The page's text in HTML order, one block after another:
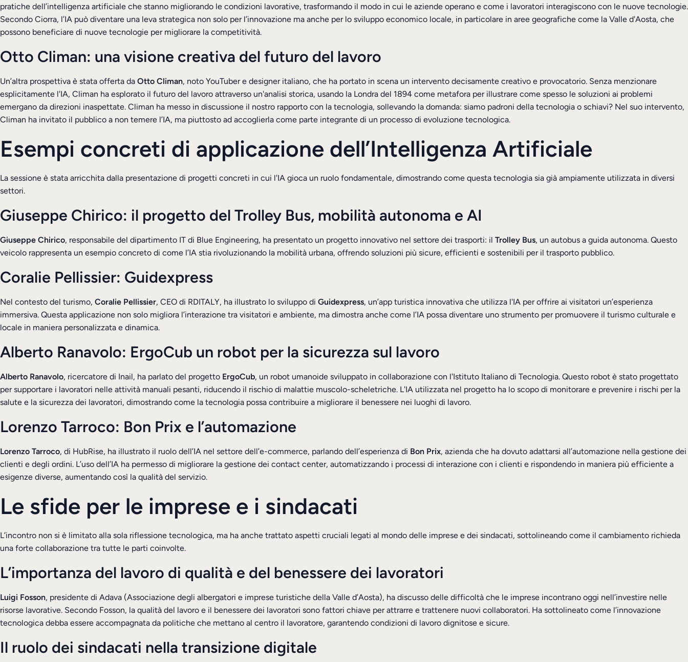
pratiche dell’intelligenza artificiale che stanno migliorando le condizioni lavorative, trasformando il modo in cui le aziende operano e come i lavoratori interagiscono con le nuove tecnologie.
Secondo Ciorra, l’IA può diventare una leva strategica non solo per l’innovazione ma anche per lo sviluppo economico locale, in particolare in aree geografiche come la Valle d'Aosta, che
possono beneficiare di nuove tecnologie per migliorare la competitività.
Otto Climan: una visione creativa del futuro del lavoro
Un’altra prospettiva è stata offerta da Otto Climan, noto YouTuber e designer italiano, che ha portato in scena un intervento decisamente creativo e provocatorio. Senza menzionare
esplicitamente l'IA, Climan ha esplorato il futuro del lavoro attraverso un'analisi storica, usando la Londra del 1894 come metafora per illustrare come spesso le soluzioni ai problemi
emergano da direzioni inaspettate. Climan ha messo in discussione il nostro rapporto con la tecnologia, sollevando la domanda: siamo padroni della tecnologia o schiavi? Nel suo intervento,
Climan ha invitato il pubblico a non temere l’IA, ma piuttosto ad accoglierla come parte integrante di un processo di evoluzione tecnologica.
Esempi concreti di applicazione dell’Intelligenza Artificiale
La sessione è stata arricchita dalla presentazione di progetti concreti in cui l'IA gioca un ruolo fondamentale, dimostrando come questa tecnologia sia già ampiamente utilizzata in diversi
settori.
Giuseppe Chirico: il progetto del Trolley Bus, mobilità autonoma e AI
Giuseppe Chirico, responsabile del dipartimento IT di Blue Engineering, ha presentato un progetto innovativo nel settore dei trasporti: il Trolley Bus, un autobus a guida autonoma. Questo
veicolo rappresenta un esempio concreto di come l’IA stia rivoluzionando la mobilità urbana, offrendo soluzioni più sicure, efficienti e sostenibili per il trasporto pubblico.
Coralie Pellissier: Guidexpress
Nel contesto del turismo, Coralie Pellissier, CEO di RDITALY, ha illustrato lo sviluppo di Guidexpress, un’app turistica innovativa che utilizza l'IA per offrire ai visitatori un’esperienza
immersiva. Questa applicazione non solo migliora l’interazione tra visitatori e ambiente, ma dimostra anche come l’IA possa diventare uno strumento per promuovere il turismo culturale e
locale in maniera personalizzata e dinamica.
Alberto Ranavolo: ErgoCub un robot per la sicurezza sul lavoro
Alberto Ranavolo, ricercatore di Inail, ha parlato del progetto ErgoCub, un robot umanoide sviluppato in collaborazione con l'Istituto Italiano di Tecnologia. Questo robot è stato progettato
per supportare i lavoratori nelle attività manuali pesanti, riducendo il rischio di malattie muscolo-scheletriche. L'IA utilizzata nel progetto ha lo scopo di monitorare e prevenire i rischi per la
salute e la sicurezza dei lavoratori, dimostrando come la tecnologia possa contribuire a migliorare il benessere nei luoghi di lavoro.
Lorenzo Tarroco: Bon Prix e l’automazione
Lorenzo Tarroco, di HubRise, ha illustrato il ruolo dell’IA nel settore dell’e-commerce, parlando dell’esperienza di Bon Prix, azienda che ha dovuto adattarsi all’automazione nella gestione dei
clienti e degli ordini. L’uso dell’IA ha permesso di migliorare la gestione dei contact center, automatizzando i processi di interazione con i clienti e rispondendo in maniera più efficiente a
esigenze diverse, aumentando così la qualità del servizio.
Le sfide per le imprese e i sindacati
L’incontro non si è limitato alla sola riflessione tecnologica, ma ha anche trattato aspetti cruciali legati al mondo delle imprese e dei sindacati, sottolineando come il cambiamento richieda
una forte collaborazione tra tutte le parti coinvolte.
L’importanza del lavoro di qualità e del benessere dei lavoratori
Luigi Fosson, presidente di Adava (Associazione degli albergatori e imprese turistiche della Valle d’Aosta), ha discusso delle difficoltà che le imprese incontrano oggi nell’investire nelle
risorse lavorative. Secondo Fosson, la qualità del lavoro e il benessere dei lavoratori sono fattori chiave per attrarre e trattenere nuovi collaboratori. Ha sottolineato come l’innovazione
tecnologica debba essere accompagnata da politiche che mettano al centro il lavoratore, garantendo condizioni di lavoro dignitose e sicure.
Il ruolo dei sindacati nella transizione digitale